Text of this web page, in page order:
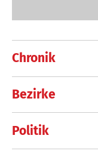
Chronik
Bezirke
Politik